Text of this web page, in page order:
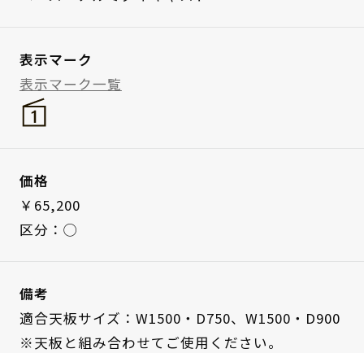
表示マーク
表示マーク一覧
価格
￥65,200
区分：◯
備考
適合天板サイズ：W1500・D750、W1500・D900
※天板と組み合わせてご使用ください。